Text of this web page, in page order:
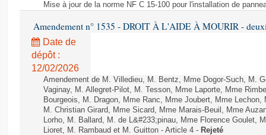
Mise à jour de la norme NF C 15-100 pour l'installation de
Amendement n° 1535 - DROIT À L'AIDE À MOURIR -
Date de
dépôt :
12/02/2026
Amendement de M. Villedieu, M. Bentz, Mme Dogor-Such, M.
Vaginay, M. Allegret-Pilot, M. Tesson, Mme Laporte, Mme
Bourgeois, M. Dragon, Mme Ranc, Mme Joubert, Mme
M. Christian Girard, Mme Sicard, Mme Marais-Beuil, Mme
Lorho, M. Ballard, M. de L&#233;pinau, Mme Florence Goulet,
Lioret, M. Rambaud et M. Guitton - Article 4 - Rejeté